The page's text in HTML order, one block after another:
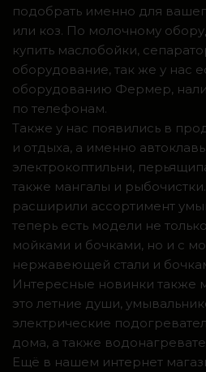
подобрать именно для
или коз. По молочному
купить маслобойки,
оборудование, так же у нас
оборудованию Фермер,
по телефонам.
Также у нас появились в
и отдыха, а именно
электрокоптильни,
также мангалы и
расширили ассортимент
теперь есть модели не
мойками и бочками, но и с
нержавеющей стали и
Интересные новинки также
это летние души,
электрические
дома, а также
Ещё в нашем интернет